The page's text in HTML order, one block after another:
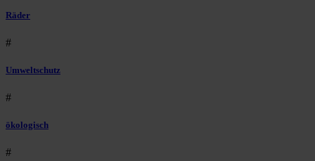
Räder
#
Umweltschutz
#
ökologisch
#